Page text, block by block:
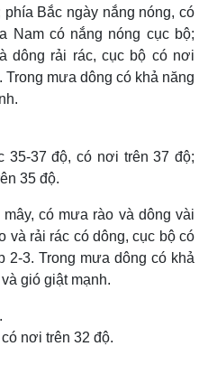
Tiêu dùng
Tỷ giá
Chứng khoán
Giá cà phê
Bắc ngày nắng nóng, có
Nam có nắng nóng cục bộ;
dông rải rác, cục bộ có nơi
Trong mưa dông có khả năng
35-37 độ, có nơi trên 37 độ;
35 độ.
mây, có mưa rào và dông vài
và rải rác có dông, cục bộ có
2-3. Trong mưa dông có khả
gió giật mạnh.
nơi trên 32 độ.